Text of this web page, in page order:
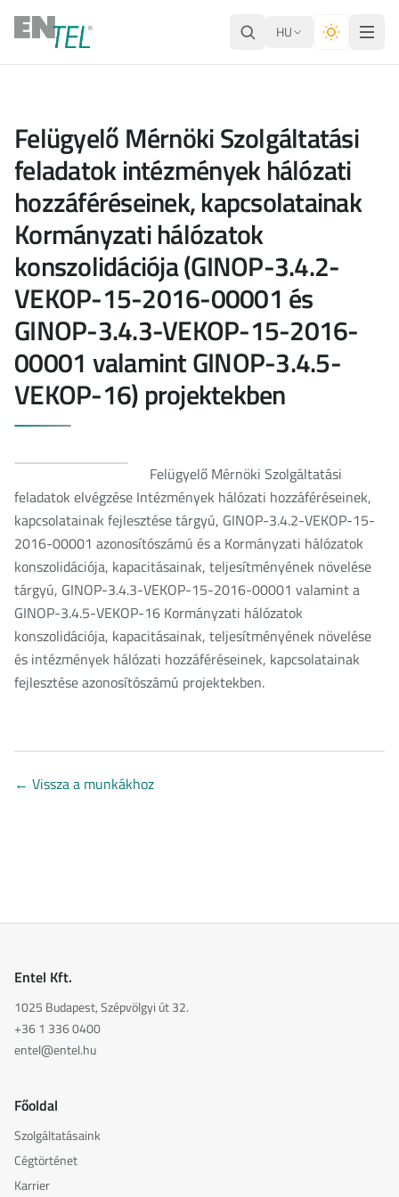
HU
Felügyelő Mérnöki Szolgáltatási
feladatok intézmények hálózati
hozzáféréseinek, kapcsolatainak
Kormányzati hálózatok
konszolidációja (GINOP-3.4.2-
VEKOP-15-2016-00001 és
GINOP-3.4.3-VEKOP-15-2016-
00001 valamint GINOP-3.4.5-
VEKOP-16) projektekben
Felügyelő Mérnöki Szolgáltatási
feladatok elvégzése Intézmények hálózati hozzáféréseinek,
kapcsolatainak fejlesztése tárgyú, GINOP-3.4.2-VEKOP-15-
2016-00001 azonosítószámú és a Kormányzati hálózatok
konszolidációja, kapacitásainak, teljesítményének növelése
tárgyú, GINOP-3.4.3-VEKOP-15-2016-00001 valamint a
GINOP-3.4.5-VEKOP-16 Kormányzati hálózatok
konszolidációja, kapacitásainak, teljesítményének növelése
és intézmények hálózati hozzáféréseinek, kapcsolatainak
fejlesztése azonosítószámú projektekben.
← Vissza a munkákhoz
Entel Kft.
1025 Budapest, Szépvölgyi út 32.
+36 1 336 0400
entel@entel.hu
Főoldal
Szolgáltatásaink
Cégtörténet
Karrier